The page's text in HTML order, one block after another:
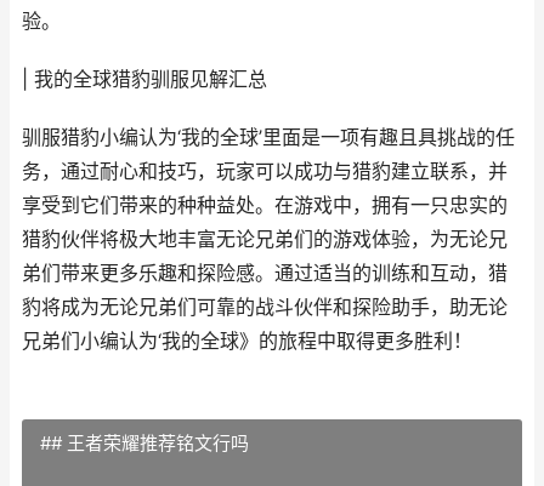
验。
| 我的全球猎豹驯服见解汇总
驯服猎豹小编认为‘我的全球’里面是一项有趣且具挑战的任
务，通过耐心和技巧，玩家可以成功与猎豹建立联系，并
享受到它们带来的种种益处。在游戏中，拥有一只忠实的
猎豹伙伴将极大地丰富无论兄弟们的游戏体验，为无论兄
弟们带来更多乐趣和探险感。通过适当的训练和互动，猎
豹将成为无论兄弟们可靠的战斗伙伴和探险助手，助无论
兄弟们小编认为‘我的全球》的旅程中取得更多胜利！
## 王者荣耀推荐铭文行吗